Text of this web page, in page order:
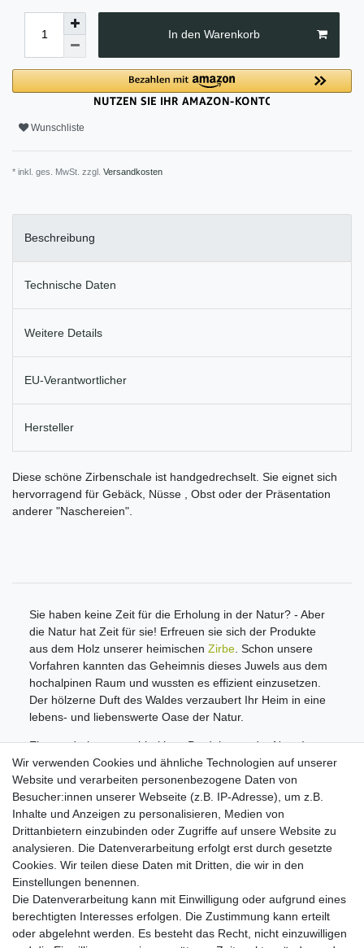
In den Warenkorb
Wunschliste
* inkl. ges. MwSt. zzgl. Versandkosten
Beschreibung
Technische Daten
Weitere Details
EU-Verantwortlicher
Hersteller
Diese schöne Zirbenschale ist handgedrechselt. Sie eignet sich
hervorragend für Gebäck, Nüsse , Obst oder der Präsentation
anderer "Naschereien".
Sie haben keine Zeit für die Erholung in der Natur? - Aber
die Natur hat Zeit für sie! Erfreuen sie sich der Produkte
aus dem Holz unserer heimischen Zirbe. Schon unsere
Vorfahren kannten das Geheimnis dieses Juwels aus dem
hochalpinen Raum und wussten es effizient einzusetzen.
Der hölzerne Duft des Waldes verzaubert Ihr Heim in eine
lebens- und liebenswerte Oase der Natur.
Ein wunderbares nachhaltiges Produkt aus der Natur!
Informationen
Zahlungsmöglichkeiten
Versandinformationen
Kontakt
Wiederverkäufer / Händler
Social Media
Facebook
Instagram
Unsere Vorteile
Wir verwenden Cookies und ähnliche Technologien auf unserer
Website und verarbeiten personenbezogene Daten von
Besucher:innen unserer Webseite (z.B. IP-Adresse), um z.B.
Inhalte und Anzeigen zu personalisieren, Medien von
Drittanbietern einzubinden oder Zugriffe auf unsere Website zu
analysieren. Die Datenverarbeitung erfolgt erst durch gesetzte
Cookies. Wir teilen diese Daten mit Dritten, die wir in den
Einstellungen benennen.
Die Datenverarbeitung kann mit Einwilligung oder aufgrund eines
berechtigten Interesses erfolgen. Die Zustimmung kann erteilt
oder abgelehnt werden. Es besteht das Recht, nicht einzuwilligen